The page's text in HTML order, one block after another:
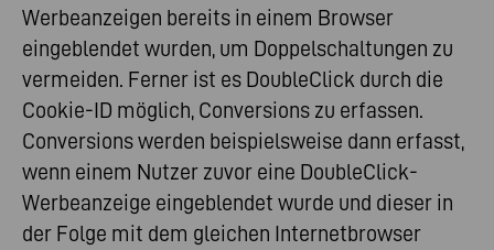
Werbeanzeigen bereits in einem Browser
eingeblendet wurden, um Doppelschaltungen zu
vermeiden. Ferner ist es DoubleClick durch die
Cookie-ID möglich, Conversions zu erfassen.
Conversions werden beispielsweise dann erfasst,
wenn einem Nutzer zuvor eine DoubleClick-
Werbeanzeige eingeblendet wurde und dieser in
der Folge mit dem gleichen Internetbrowser